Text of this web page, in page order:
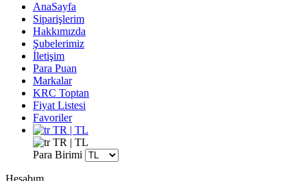
AnaSayfa
Siparişlerim
Hakkımızda
Şubelerimiz
İletişim
Para Puan
Markalar
KRC Toptan
Fiyat Listesi
Favoriler
TR | TL
TR | TL
Para Birimi
Hesabım